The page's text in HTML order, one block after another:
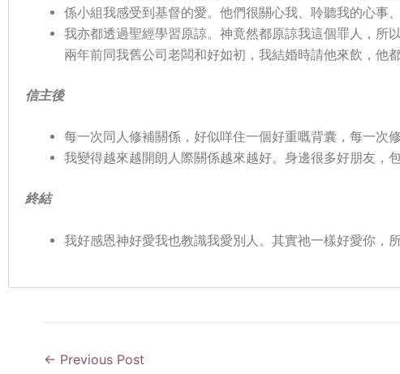
係小組我感受到基督的愛。他們很關心我、聆聽我的心事
我亦都透過聖經學習原諒。神竟然都原諒我這個罪人，所
兩年前同我舊公司老闆和好如初，我結婚時請他來飲，他
信主後
每一次同人修補關係，好似咩住一個好重嘅背囊，每一次
我變得越來越開朗人際關係越來越好。身邊很多好朋友，
終結
我好感恩神好愛我也教識我愛別人。其實祂一樣好愛你，
← Previous Post